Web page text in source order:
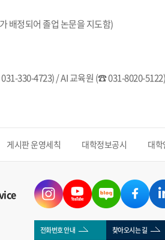
배정되어 졸업 논문을 지도함)
330-4723) / AI 교육원 (☎ 031-8020-
게시판 운영세칙 대학정보공시 대
전화번호 안내 찾아오시는 길